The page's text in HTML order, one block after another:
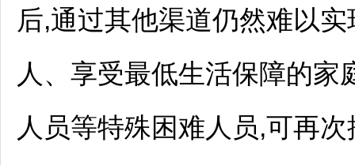
后,通过其他渠道仍然难以
人、享受最低生活保障的
人员等特殊困难人员,可再